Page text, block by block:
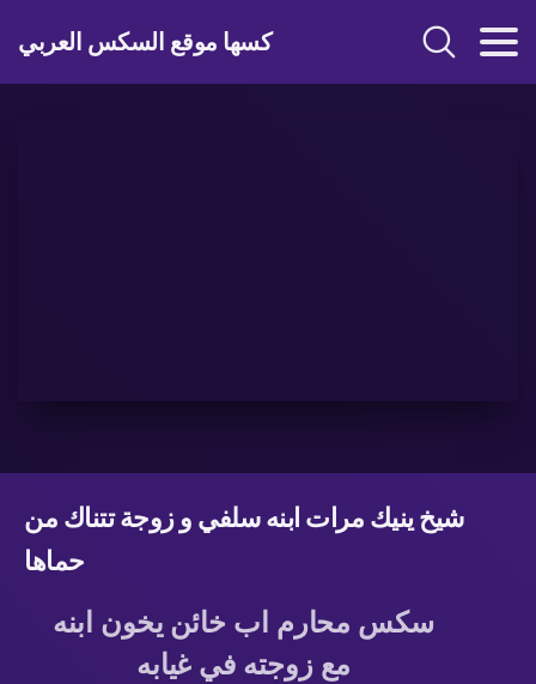
كسها موقع السكس العربي
شيخ ينيك مرات ابنه سلفي و زوجة تتناك من
حماها
سكس محارم اب خائن يخون ابنه
مع زوجته في غيابه